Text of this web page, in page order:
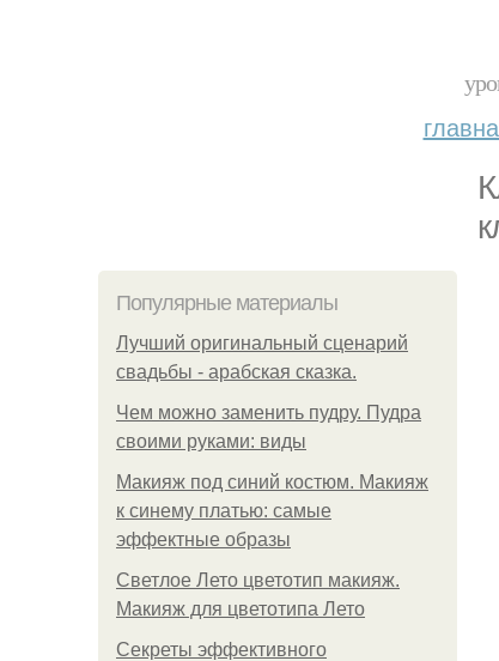
Популярные материалы
Лучший оригинальный сценарий
свадьбы - арабская сказка.
Чем можно заменить пудру. Пудра
своими руками: виды
Макияж под синий костюм. Макияж
к синему платью: самые
эффектные образы
Светлое Лето цветотип макияж.
Макияж для цветотипа Лето
Секреты эффективного